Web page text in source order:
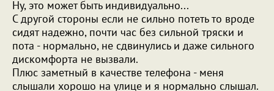
Ну, это может быть индивидуально...
С другой стороны если не сильно потеть то вроде
сидят надежно, почти час без сильной тряски и
пота - нормально, не сдвинулись и даже сильного
дискомфорта не вызвали.
Плюс заметный в качестве телефона - меня
слышали хорошо на улице и я нормально слышал.